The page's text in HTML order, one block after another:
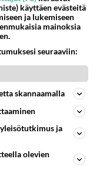
käyttäen evästeitä
ja lukemiseen
mainoksia
seuraaviin:
skannaamalla
ja
olevien